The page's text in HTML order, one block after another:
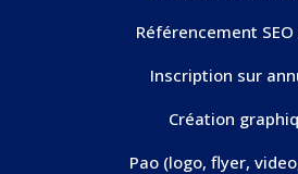
Référencement SEO
Inscription sur
Création
Pao (logo, flyer,